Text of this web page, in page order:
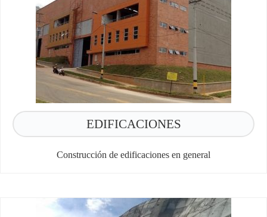
EDIFICACIONES
Construcción de edificaciones en general